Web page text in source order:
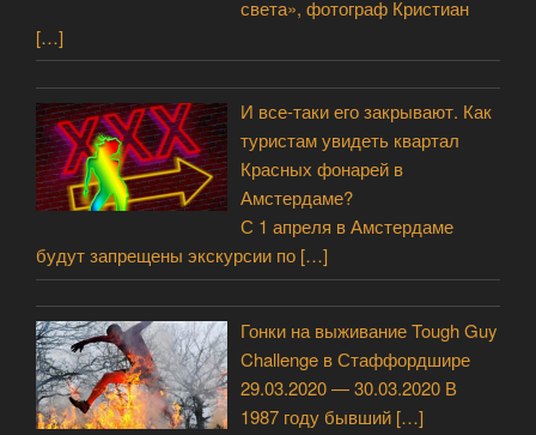
света», фотограф Кристиан
[…]
И все-таки его закрывают. Как
туристам увидеть квартал
Красных фонарей в
Амстердаме?
С 1 апреля в Амстердаме
будут запрещены экскурсии по […]
Гонки на выживание Tough Guy
Challenge в Стаффордшире
29.03.2020 — 30.03.2020 В
1987 году бывший […]